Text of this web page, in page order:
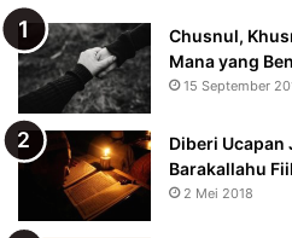
Chusnul,
Mana yang
15 September
Diberi Ucapan
Barakallahu
2 Mei 2018